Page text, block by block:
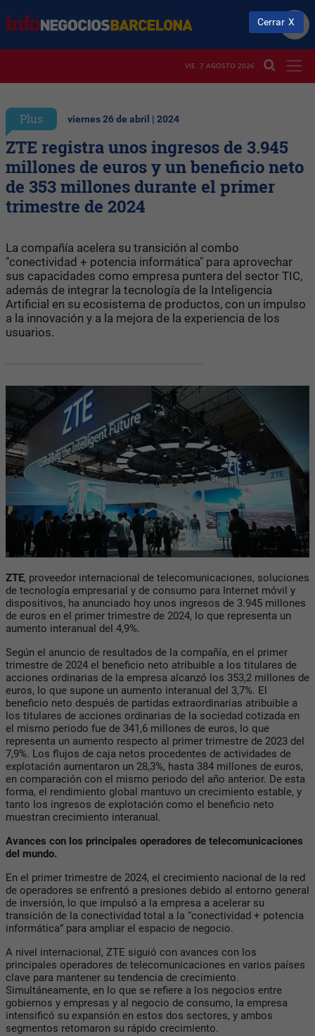
VIE. 7 AGOSTO 2026
Plus viernes 26 de abril | 2024
ZTE registra unos ingresos de 3.945
millones de euros y un beneficio neto
de 353 millones durante el primer
trimestre de 2024
La compañía acelera su transición al combo
"conectividad + potencia informática" para aprovechar
sus capacidades como empresa puntera del sector TIC,
además de integrar la tecnología de la Inteligencia
Artificial en su ecosistema de productos, con un impulso
a la innovación y a la mejora de la experiencia de los
usuarios.
ZTE, proveedor internacional de telecomunicaciones, soluciones
de tecnología empresarial y de consumo para Internet móvil y
dispositivos, ha anunciado hoy unos ingresos de 3.945 millones
de euros en el primer trimestre de 2024, lo que representa un
aumento interanual del 4,9%.
Según el anuncio de resultados de la compañía, en el primer
trimestre de 2024 el beneficio neto atribuible a los titulares de
acciones ordinarias de la empresa alcanzó los 353,2 millones de
euros, lo que supone un aumento interanual del 3,7%. El
beneficio neto después de partidas extraordinarias atribuible a
los titulares de acciones ordinarias de la sociedad cotizada en
el mismo periodo fue de 341,6 millones de euros, lo que
representa un aumento respecto al primer trimestre de 2023 del
7,9%. Los flujos de caja netos procedentes de actividades de
explotación aumentaron un 28,3%, hasta 384 millones de euros,
en comparación con el mismo periodo del año anterior. De esta
forma, el rendimiento global mantuvo un crecimiento estable, y
tanto los ingresos de explotación como el beneficio neto
muestran crecimiento interanual.
Avances con los principales operadores de telecomunicaciones
del mundo.
En el primer trimestre de 2024, el crecimiento nacional de la red
de operadores se enfrentó a presiones debido al entorno general
de inversión, lo que impulsó a la empresa a acelerar su
transición de la conectividad total a la “conectividad + potencia
informática” para ampliar el espacio de negocio.
A nivel internacional, ZTE siguió con avances con los
principales operadores de telecomunicaciones en varios países
clave para mantener su tendencia de crecimiento.
Simultáneamente, en lo que se refiere a los negocios entre
gobiernos y empresas y al negocio de consumo, la empresa
intensificó su expansión en estos dos sectores, y ambos
segmentos retomaron su rápido crecimiento.
Cerrar